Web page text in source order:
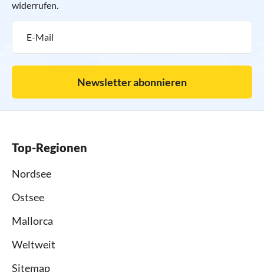
widerrufen.
Newsletter abonnieren
Top-Regionen
Nordsee
Ostsee
Mallorca
Weltweit
Sitemap